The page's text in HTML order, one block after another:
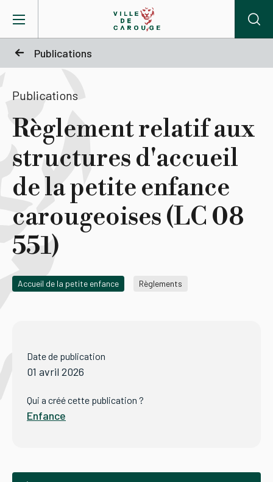
Publications
Mairie
Vie pratique
Actualités
Agenda
Publications
Règlement relatif aux
structures d'accueil
de la petite enfance
carougeoises (LC 08
551)
Accueil de la petite enfance Règlements
Date de publication
01 avril 2026
Qui a créé cette publication ?
Enfance